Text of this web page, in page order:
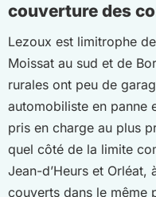
couverture des
Lezoux est limitrophe
Moissat au sud et de
rurales ont peu de
automobiliste en panne
pris en charge au plus
quel côté de la limite
Jean-d’Heurs et Orléat,
couverts dans le même